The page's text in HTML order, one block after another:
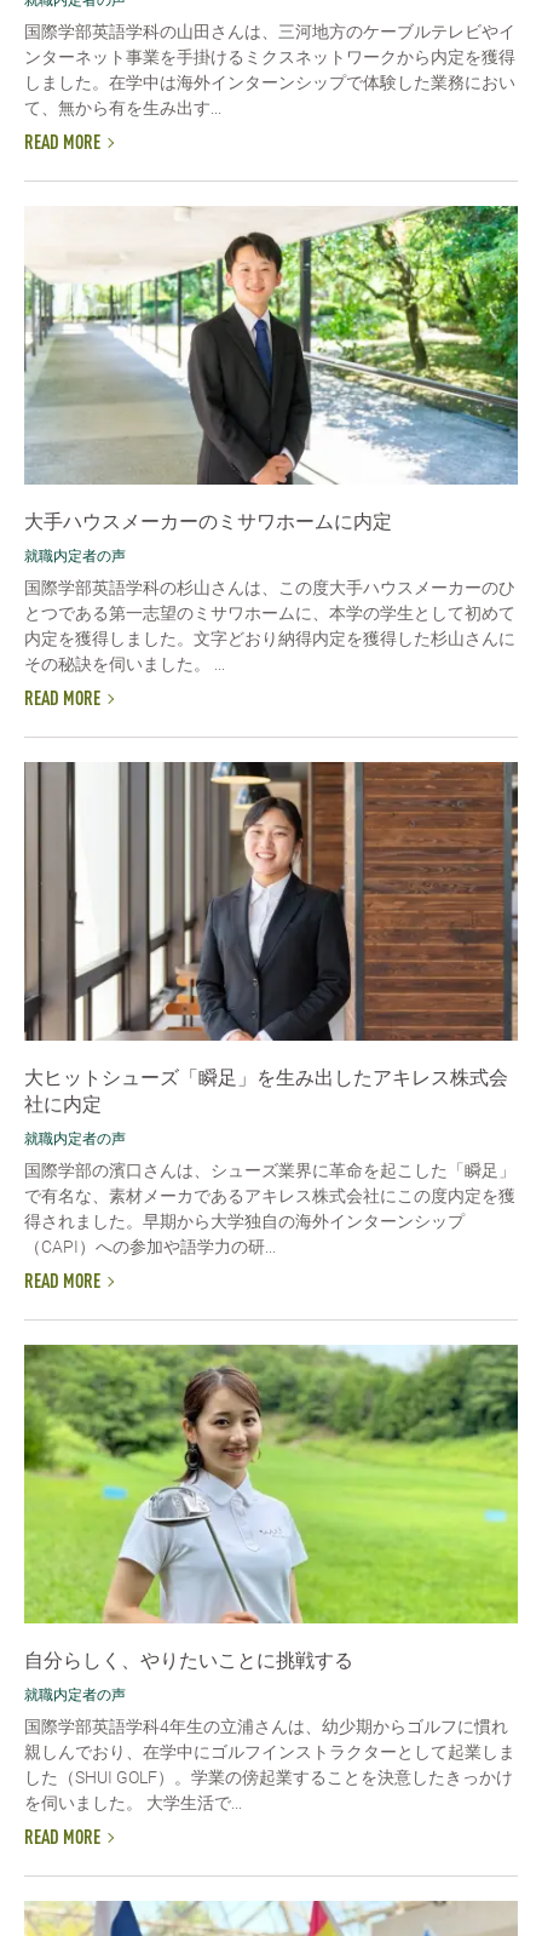
国際学部英語学科の山田さんは、三河地方のケーブルテレビやイ
ンターネット事業を手掛けるミクスネットワークから内定を獲得
しました。在学中は海外インターンシップで体験した業務におい
て、無から有を生み出す...
READ MORE
大手ハウスメーカーのミサワホームに内定
就職内定者の声
国際学部英語学科の杉山さんは、この度大手ハウスメーカーのひ
とつである第一志望のミサワホームに、本学の学生として初めて
内定を獲得しました。文字どおり納得内定を獲得した杉山さんに
その秘訣を伺いました。 ...
READ MORE
大ヒットシューズ「瞬足」を生み出したアキレス株式会
社に内定
就職内定者の声
国際学部の濱口さんは、シューズ業界に革命を起こした「瞬足」
で有名な、素材メーカであるアキレス株式会社にこの度内定を獲
得されました。早期から大学独自の海外インターンシップ
（CAPI）への参加や語学力の研...
READ MORE
自分らしく、やりたいことに挑戦する
就職内定者の声
国際学部英語学科4年生の立浦さんは、幼少期からゴルフに慣れ
親しんでおり、在学中にゴルフインストラクターとして起業しま
した（SHUI GOLF）。学業の傍起業することを決意したきっかけ
を伺いました。 大学生活で...
READ MORE